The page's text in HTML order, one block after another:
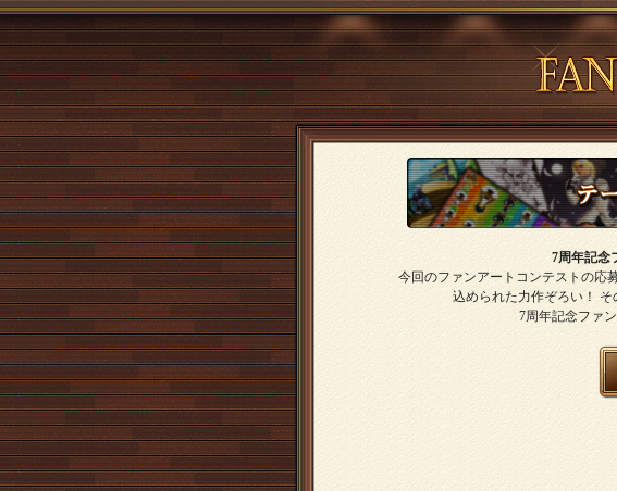
7周年記念
今回のファンアートコンテストの応
込められた力作ぞろい！
7周年記念ファ